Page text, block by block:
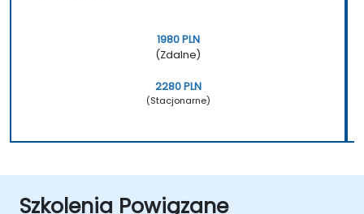
1980 PLN
(Zdalne)
2280 PLN
(Stacjonarne)
Szkolenia Powiązane